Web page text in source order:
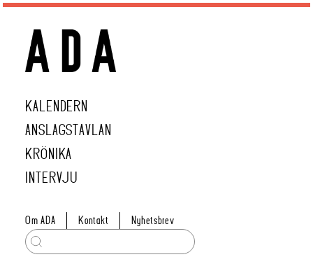
KALENDERN
ANSLAGSTAVLAN
KRÖNIKA
INTERVJU
Om ADA Kontakt Nyhetsbrev